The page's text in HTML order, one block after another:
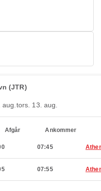
(JTR)
tors. 13. aug.
Afgår Ankommer
07:45
07:55